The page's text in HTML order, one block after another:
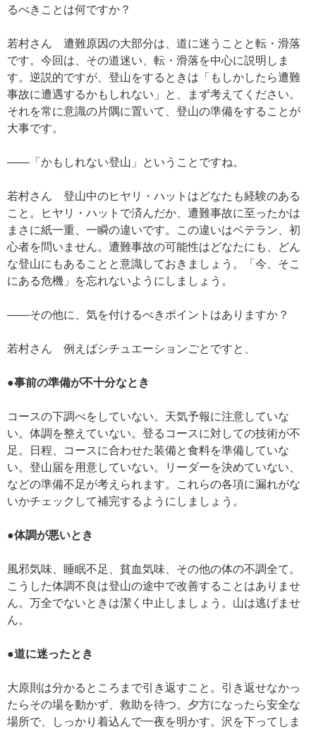
るべきことは何ですか？
若村さん 遭難原因の大部分は、道に迷うことと転・滑落
です。今回は、その道迷い、転・滑落を中心に説明しま
す。逆説的ですが、登山をするときは「もしかしたら遭難
事故に遭遇するかもしれない」と、まず考えてください。
それを常に意識の片隅に置いて、登山の準備をすることが
大事です。
——「かもしれない登山」ということですね。
若村さん 登山中のヒヤリ・ハットはどなたも経験のある
こと。ヒヤリ・ハットで済んだか、遭難事故に至ったかは
まさに紙一重、一瞬の違いです。この違いはベテラン、初
心者を問いません。遭難事故の可能性はどなたにも、どん
な登山にもあることと意識しておきましょう。「今、そこ
にある危機」を忘れないようにしましょう。
——その他に、気を付けるべきポイントはありますか？
若村さん 例えばシチュエーションごとですと、
●事前の準備が不十分なとき
コースの下調べをしていない。天気予報に注意していな
い。体調を整えていない。登るコースに対しての技術が不
足。日程、コースに合わせた装備と食料を準備していな
い。登山届を用意していない。リーダーを決めていない、
などの準備不足が考えられます。これらの各項に漏れがな
いかチェックして補完するようにしましょう。
●体調が悪いとき
風邪気味、睡眠不足、貧血気味、その他の体の不調全て。
こうした体調不良は登山の途中で改善することはありませ
ん。万全でないときは潔く中止しましょう。山は逃げませ
ん。
●道に迷ったとき
大原則は分かるところまで引き返すこと。引き返せなかっ
たらその場を動かず、救助を待つ。夕方になったら安全な
場所で、しっかり着込んで一夜を明かす。沢を下ってしま